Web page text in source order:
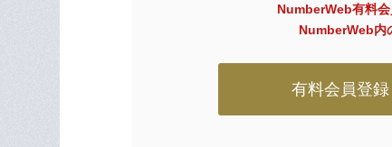
NumberWeb有料
NumberWeb内
有料会員登録